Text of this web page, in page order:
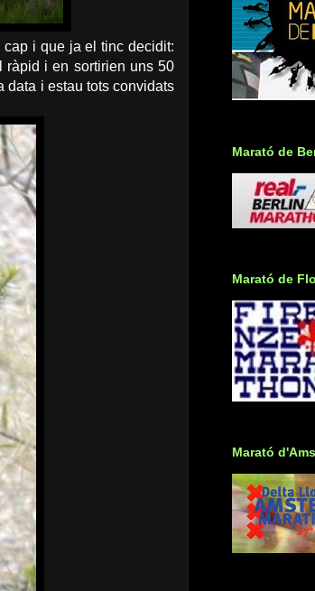
i que ja el tinc decidit:
ràpid i en sortirien uns 50
data i estau tots convidats
Marató de
Marató de
Marató